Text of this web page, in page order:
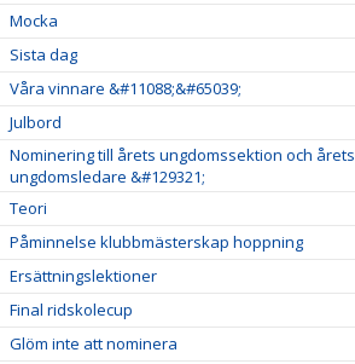
Mocka
Sista dag
Våra vinnare &#11088;&#65039;
Julbord
Nominering till årets ungdomssektion och årets
ungdomsledare &#129321;
Teori
Påminnelse klubbmästerskap hoppning
Ersättningslektioner
Final ridskolecup
Glöm inte att nominera